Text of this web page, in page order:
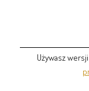
Używasz